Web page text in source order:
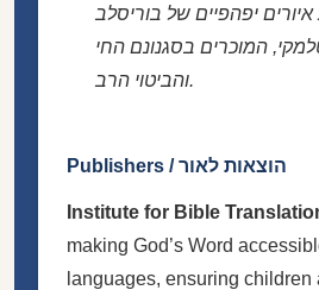
יפהפיים של בוריסלב
המוכרים בסגנונם החי
והביטוי הרב.
Publishers / הוצאות לאור
Institute for Bible
making God’s Word
languages, ensuring children